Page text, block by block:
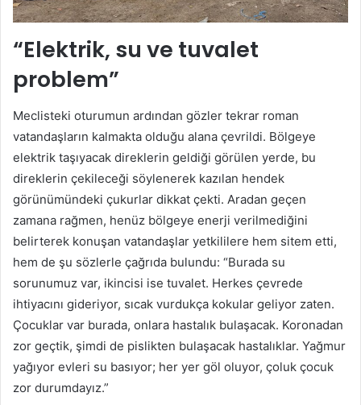
“Elektrik, su ve tuvalet
problem”
Meclisteki oturumun ardından gözler tekrar roman
vatandaşların kalmakta olduğu alana çevrildi. Bölgeye
elektrik taşıyacak direklerin geldiği görülen yerde, bu
direklerin çekileceği söylenerek kazılan hendek
görünümündeki çukurlar dikkat çekti. Aradan geçen
zamana rağmen, henüz bölgeye enerji verilmediğini
belirterek konuşan vatandaşlar yetkililere hem sitem etti,
hem de şu sözlerle çağrıda bulundu: “Burada su
sorunumuz var, ikincisi ise tuvalet. Herkes çevrede
ihtiyacını gideriyor, sıcak vurdukça kokular geliyor zaten.
Çocuklar var burada, onlara hastalık bulaşacak. Koronadan
zor geçtik, şimdi de pislikten bulaşacak hastalıklar. Yağmur
yağıyor evleri su basıyor; her yer göl oluyor, çoluk çocuk
zor durumdayız.”